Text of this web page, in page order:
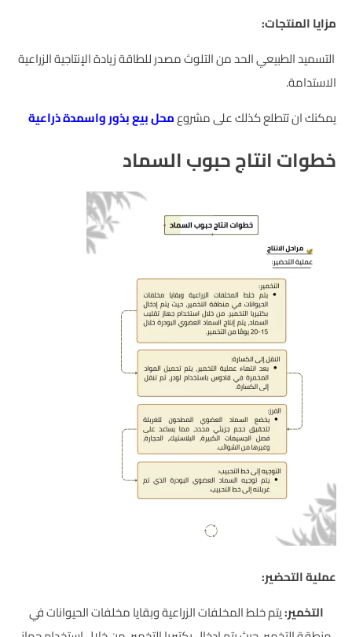
مزايا المنتجات:
التسميد الطبيعي الحد من التلوث مصدر للطاقة زيادة الإنتاجية الزراعية
الاستدامة.
يمكنك ان تتطلع كذلك على مشروعمحل بيع بذور واسمدة ذراعية
خطوات انتاج حبوب السماد
عملية التحضير:
التخمير:يتم خلط المخلفات الزراعية وبقايا مخلفات الحيوانات في